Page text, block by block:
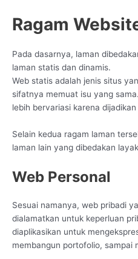
Ragam
Pada dasarnya, laman
laman statis dan dinamis.
Web statis adalah jenis situs
sifatnya memuat isu yang
lebih bervariasi karena
Selain kedua ragam laman
laman lain yang dibedakan
Web Personal
Sesuai namanya, web pribadi
dialamatkan untuk keperluan
diaplikasikan untuk
membangun portofolio, sampai